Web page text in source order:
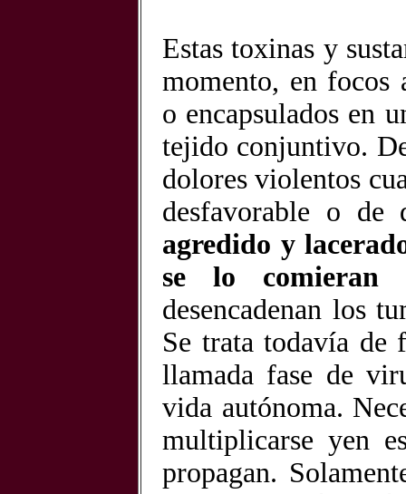
Estas toxinas y
momento, en focos
o encapsulados en
tejido conjuntivo.
dolores violentos
desfavorable o de
agredido y
se lo comieran
desencadenan los
Se trata todavía de
llamada fase de
vida autónoma.
multiplicarse yen
propagan.